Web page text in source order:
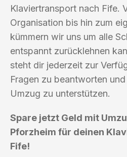
Klaviertransport nach Fife.
Organisation bis hin zum
kümmern wir uns um alle
entspannt zurücklehnen
steht dir jederzeit zur
Fragen zu beantworten
Umzug zu unterstützen.
Spare jetzt Geld mit
Pforzheim für deinen
Fife!